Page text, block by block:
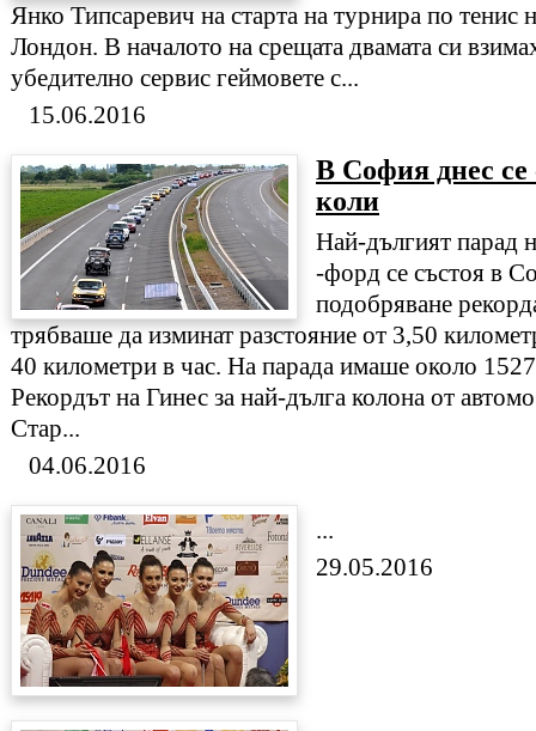
Янко Типсаревич на старта на турнира по тенис
Лондон. В началото на срещата двамата си
убедително сервис геймовете с...
15.06.2016
В София днес се
коли
Най-дългият парад
-форд се състоя в
подобряване
трябваше да изминат разстояние от 3,50
40 километри в час. На парада имаше около
Рекордът на Гинес за най-дълга колона от
Стар...
04.06.2016
...
29.05.2016